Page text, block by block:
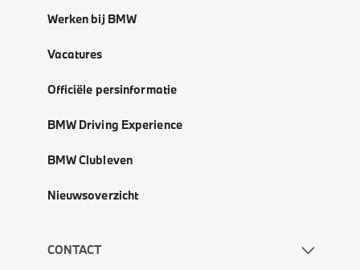
Werken bij BMW
Vacatures
Officiële persinformatie
BMW Driving Experience
BMW Clubleven
Nieuwsoverzicht
CONTACT